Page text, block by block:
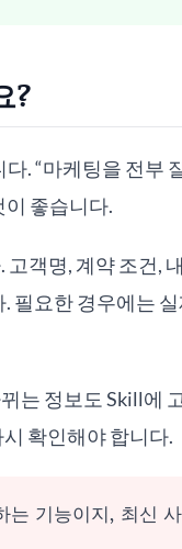
?
. “마케팅을 전부
이 좋습니다.
객명, 계약 조건,
필요한 경우에는
는 정보도 Skill에
확인해야 합니다.
는 기능이지, 최신